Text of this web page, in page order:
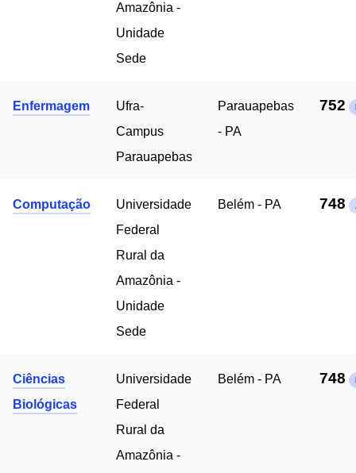
Amazônia -
Unidade
Sede
Enfermagem
Ufra-
Campus
Parauapebas
Parauapebas
- PA
752
Computação
Universidade
Federal
Rural da
Amazônia -
Unidade
Sede
Belém - PA 748
Ciências
Biológicas
Universidade
Federal
Rural da
Amazônia -
Belém - PA 748